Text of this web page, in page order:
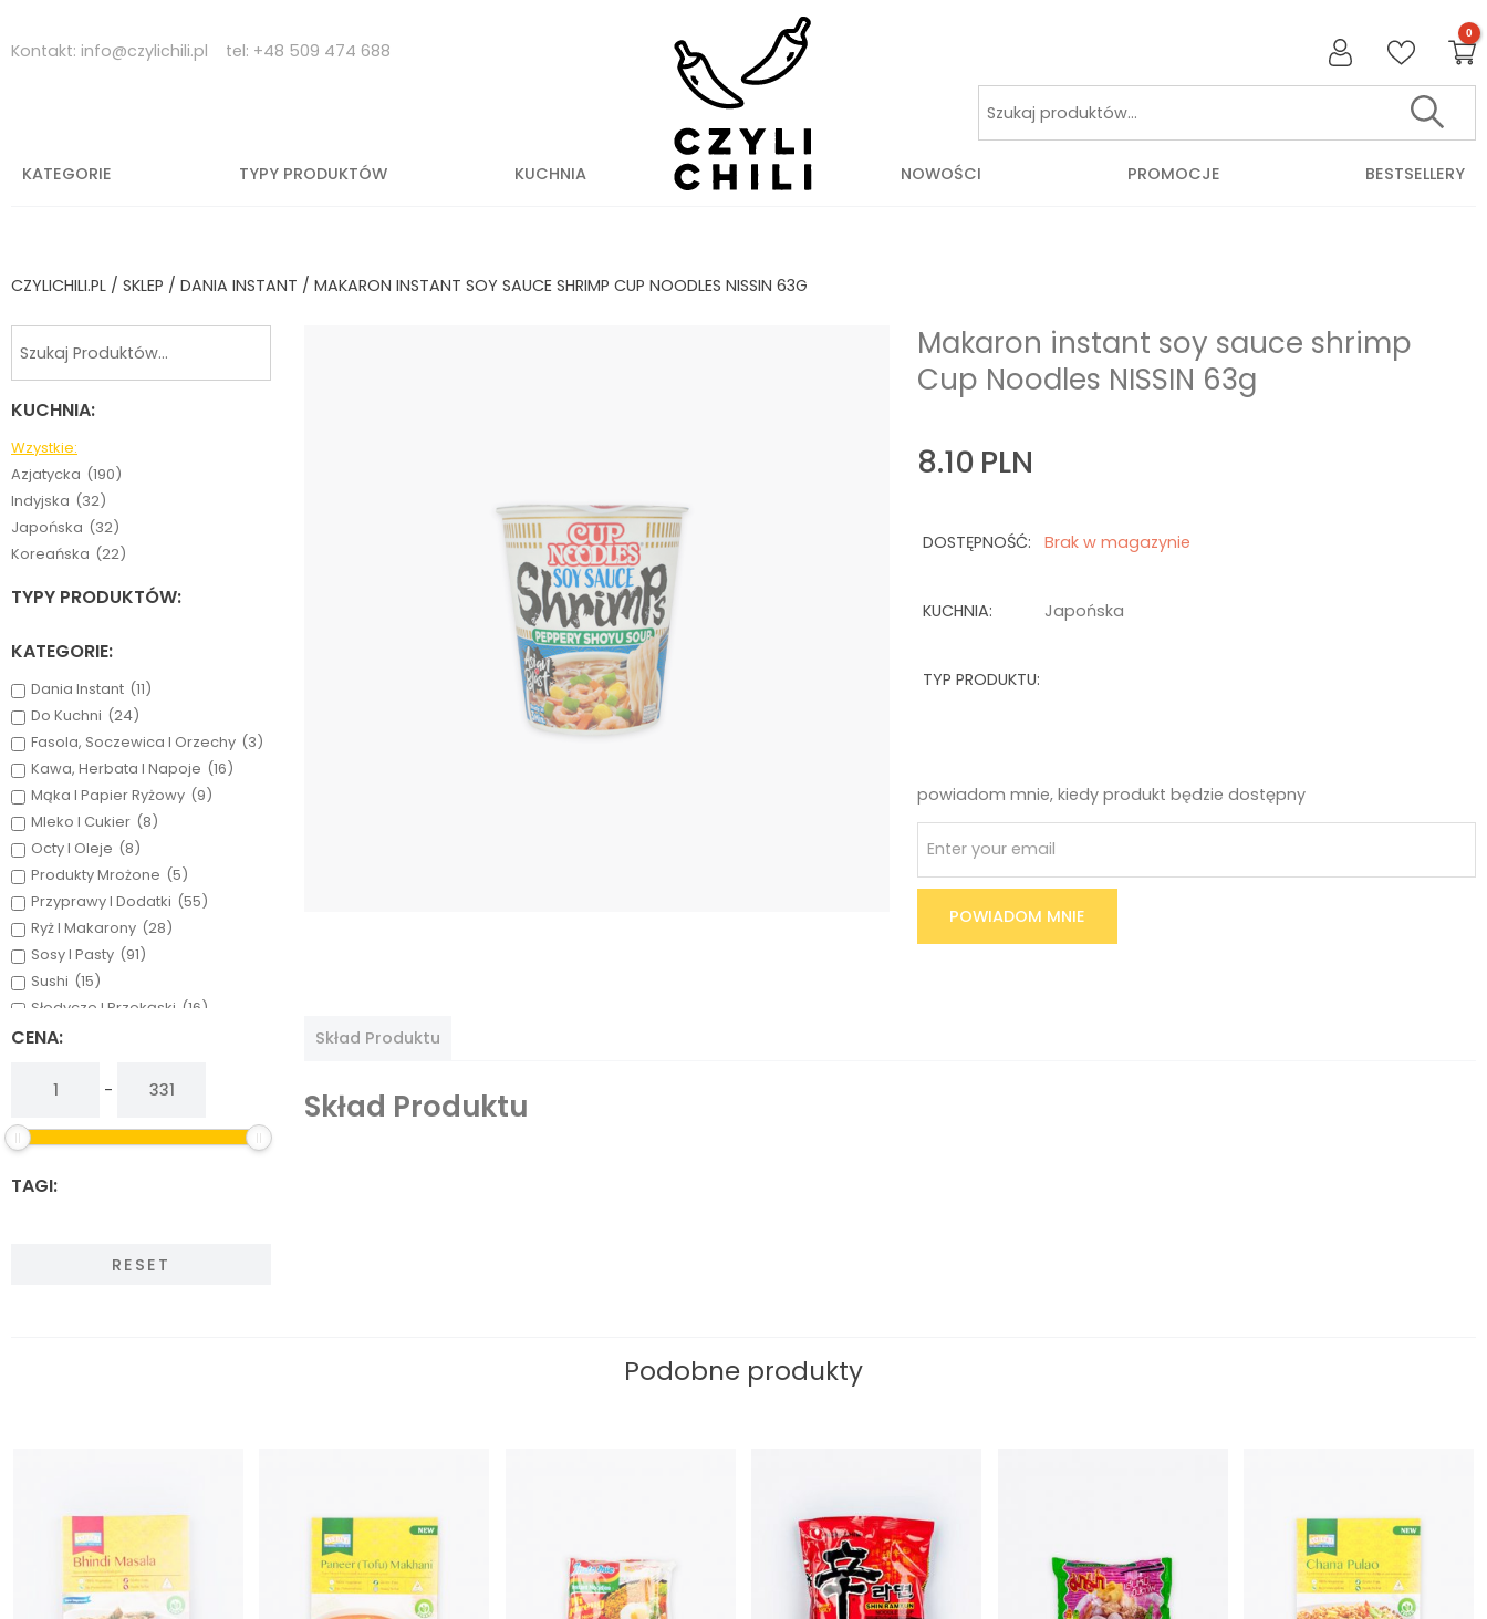
content
Kontakt: info@czylichili.pl tel: +48 509 474 688
KATEGORIE TYPY PRODUKTÓW KUCHNIA NOWOŚCI PROMOCJE BESTSELLERY
CZYLICHILI.PL / SKLEP / DANIA INSTANT / MAKARON INSTANT SOY SAUCE SHRIMP CUP NOODLES NISSIN 63G
KUCHNIA:
Wzystkie:
Azjatycka (190)
Indyjska (32)
Japońska (32)
Koreańska (22)
TYPY PRODUKTÓW:
KATEGORIE:
Dania Instant (11)
Do Kuchni (24)
Fasola, Soczewica I Orzechy (3)
Kawa, Herbata I Napoje (16)
Mąka I Papier Ryżowy (9)
Mleko I Cukier (8)
Octy I Oleje (8)
Produkty Mrożone (5)
Przyprawy I Dodatki (55)
Ryż I Makarony (28)
Sosy I Pasty (91)
Sushi (15)
Słodycze I Przekąski (16)
Warzywa, Grzyby I Owoce
CENA:
-
TAGI:
RESET
Makaron instant soy sauce shrimp
Cup Noodles NISSIN 63g
8.10 PLN
DOSTĘPNOŚĆ: Brak w magazynie
KUCHNIA: Japońska
TYP PRODUKTU:
powiadom mnie, kiedy produkt będzie dostępny
POWIADOM MNIE
Skład Produktu
Skład Produktu
Podobne produkty